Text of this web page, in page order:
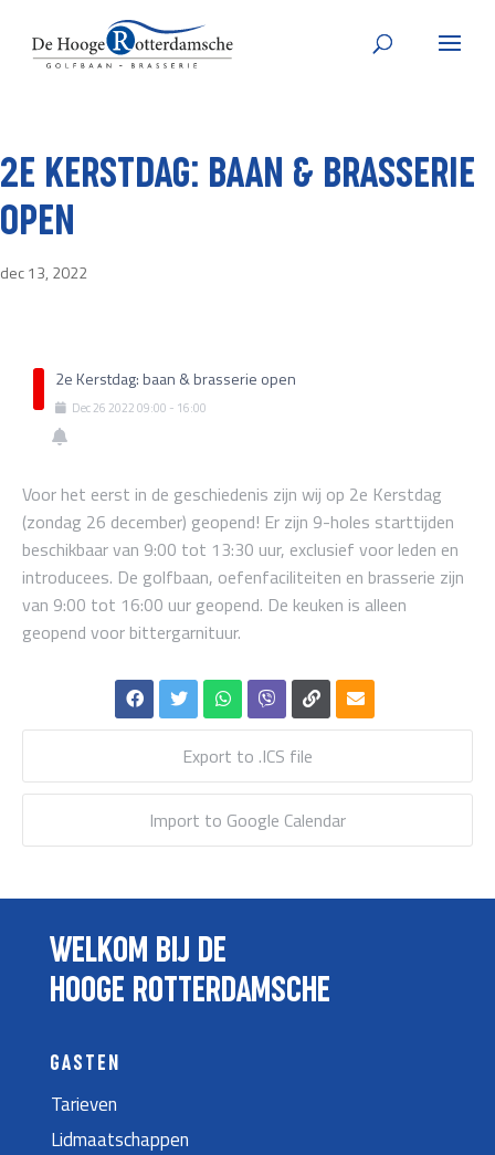
2E KERSTDAG: BAAN & BRASSERIE
OPEN
dec 13, 2022
2e Kerstdag: baan & brasserie open
Dec26202209:00 - 16:00
Voor het eerst in de geschiedenis zijn wij op 2e Kerstdag
(zondag 26 december) geopend! Er zijn 9-holes starttijden
beschikbaar van 9:00 tot 13:30 uur, exclusief voor leden en
introducees. De golfbaan, oefenfaciliteiten en brasserie zijn
van 9:00 tot 16:00 uur geopend. De keuken is alleen
geopend voor bittergarnituur.
Export to .ICS file
Import to Google Calendar
WELKOM BIJ DE
HOOGE ROTTERDAMSCHE
GASTEN
Tarieven
Lidmaatschappen